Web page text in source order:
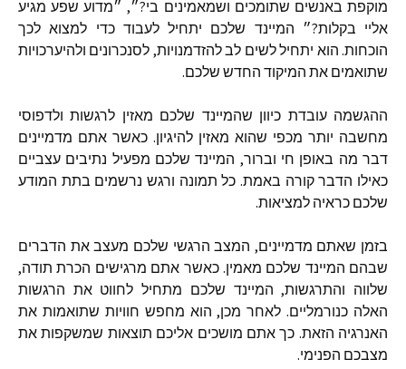
מוקפת באנשים שתומכים ושמאמינים בי?״, ״מדוע שפע מגיע
אליי בקלות?״ המיינד שלכם יתחיל לעבוד כדי למצוא לכך
הוכחות. הוא יתחיל לשים לב להזדמנויות, לסנכרונים ולהיערכויות
שתואמים את המיקוד החדש שלכם.
ההגשמה עובדת כיוון שהמיינד שלכם מאזין לרגשות ולדפוסי
מחשבה יותר מכפי שהוא מאזין להיגיון. כאשר אתם מדמיינים
דבר מה באופן חי וברור, המיינד שלכם מפעיל נתיבים עצביים
כאילו הדבר קורה באמת. כל תמונה ורגש נרשמים בתת המודע
שלכם כראיה למציאות.
בזמן שאתם מדמיינים, המצב הרגשי שלכם מעצב את הדברים
שבהם המיינד שלכם מאמין.כאשר אתם מרגישים הכרת תודה,
שלווה והתרגשות, המיינד שלכם מתחיל לחווט את הרגשות
האלה כנורמליים. לאחר מכן, הוא מחפש חוויות שתואמות את
האנרגיה הזאת. כך אתם מושכים אליכם תוצאות שמשקפות את
מצבכם הפנימי.